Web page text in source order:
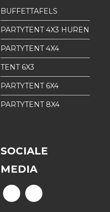
BUFFETTAFELS
PARTYTENT 4X3 HUREN
PARTYTENT 4X4
TENT 6X3
PARTYTENT 6X4
PARTYTENT 8X4
SOCIALE
MEDIA